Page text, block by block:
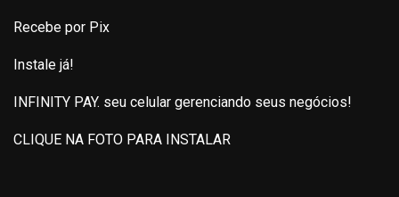
Recebe por Pix
Instale já!
INFINITY PAY. seu celular gerenciando seus negócios!
CLIQUE NA FOTO PARA INSTALAR